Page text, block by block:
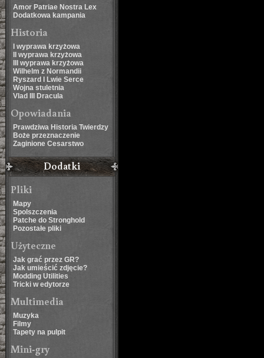
Amor Patriae Nostra Lex
Dodatkowa kampania
Historia
I wyprawa krzyżowa
II wyprawa krzyżowa
III wyprawa krzyżowa
Wilhelm z Normandii
Ryszard I Lwie Serce
Wojna stuletnia
Vlad III Dracula
Opowiadania
Prawdziwa Historia Twierdzy
Boże przeznaczenie
Zaginione Cesarstwo
Dodatki
Pliki
Mapy
Spolszczenia
Patche do Stronghold
Pozostałe pliki
Użyteczne
Jak grać przez GR?
Jak umieścić zdjęcie?
Modding Utilities
Tricki w edytorze
Multimedia
Muzyka
Filmy
Tapety na pulpit
Mini-gry